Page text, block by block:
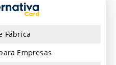
Fábrica
Empresas